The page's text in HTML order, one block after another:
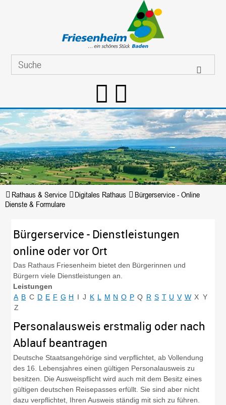
Rathaus & Service Digitales Rathaus
Bürgerservice - Online
Dienste & Formulare
Bürgerservice - Dienstleistungen
online oder vor Ort
Das Rathaus Friesenheim bietet den Bürgerinnen und
Bürgern viele Dienstleistungen an.
Leistungen
A B C D E F G H I J K L M N O P Q R S T U V W X Y
Z
Personalausweis erstmalig oder nach
Ablauf beantragen
Deutsche Staatsangehörige sind verpflichtet, ab Vollendung
des 16. Lebensjahres einen gültigen Personalausweis zu
besitzen. Die Ausweispflicht wird auch mit dem Besitz eines
gültigen deutschen Reisepasses erfüllt. Sie sind aber nicht
dazu verpflichtet, Ihren Ausweis ständig mit sich zu führen.